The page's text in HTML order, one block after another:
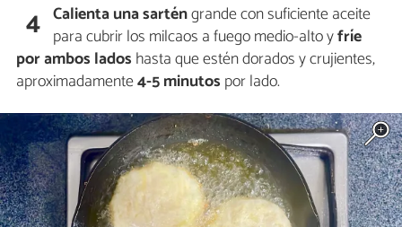
4 Calienta una sarténgrande con suficiente aceite
para cubrir los milcaos a fuego medio-alto yfríe
por ambos lados hasta que estén dorados y crujientes,
aproximadamente4-5 minutos por lado.